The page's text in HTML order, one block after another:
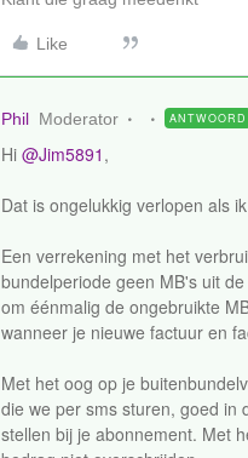
Like
Phil Moderator ANTWOORD
Hi @Jim5891 ,
Dat is ongelukkig verlopen als
Een verrekening met het
bundelperiode geen MB's uit
om éénmalig de ongebruikte
wanneer je nieuwe factuur en
Met het oog op je
die we per sms sturen, goed in
stellen bij je abonnement. Met